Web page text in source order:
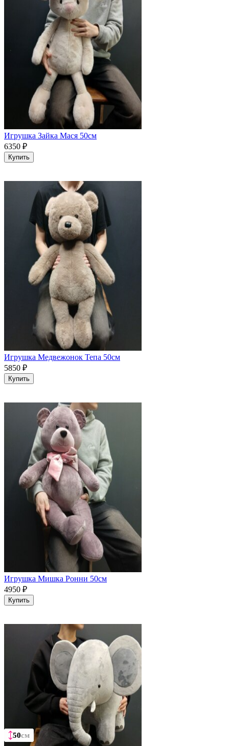
50см
50см
50см
50см
Игрушка Зайка Мася 50см
6350 ₽
Купить
Игрушка Медвежонок Тепа 50см
5850 ₽
Купить
Игрушка Мишка Ронни 50см
4950 ₽
Купить